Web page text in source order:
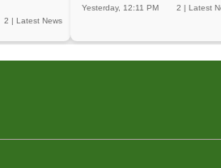
2 | Latest News
2 |Latest
Yesterday, 12:11 PM